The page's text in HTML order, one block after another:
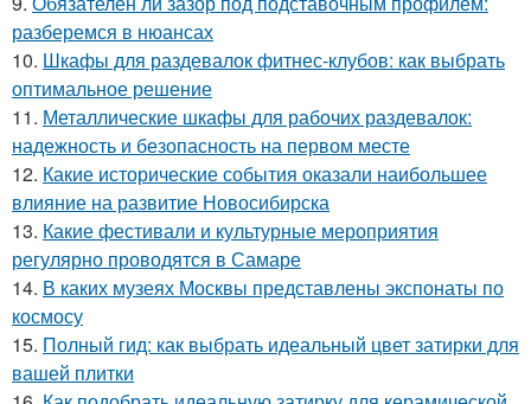
разберемся в нюансах
10. Шкафы для раздевалок фитнес-клубов: как выбрать
оптимальное решение
11. Металлические шкафы для рабочих раздевалок:
надежность и безопасность на первом месте
12. Какие исторические события оказали наибольшее
влияние на развитие Новосибирска
13. Какие фестивали и культурные мероприятия
регулярно проводятся в Самаре
14. В каких музеях Москвы представлены экспонаты по
космосу
15. Полный гид: как выбрать идеальный цвет затирки для
вашей плитки